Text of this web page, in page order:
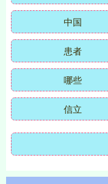
中国
患者
哪些
信立